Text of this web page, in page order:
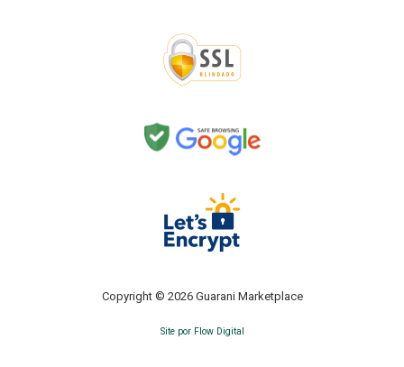
Copyright © 2026 Guarani Marketplace
Site por Flow Digital